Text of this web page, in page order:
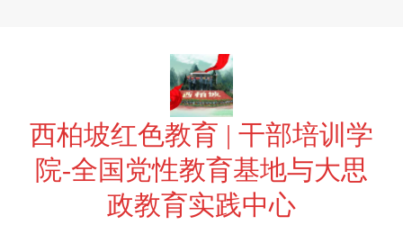
西柏坡红色教育 | 干部培训学
院-全国党性教育基地与大思
政教育实践中心